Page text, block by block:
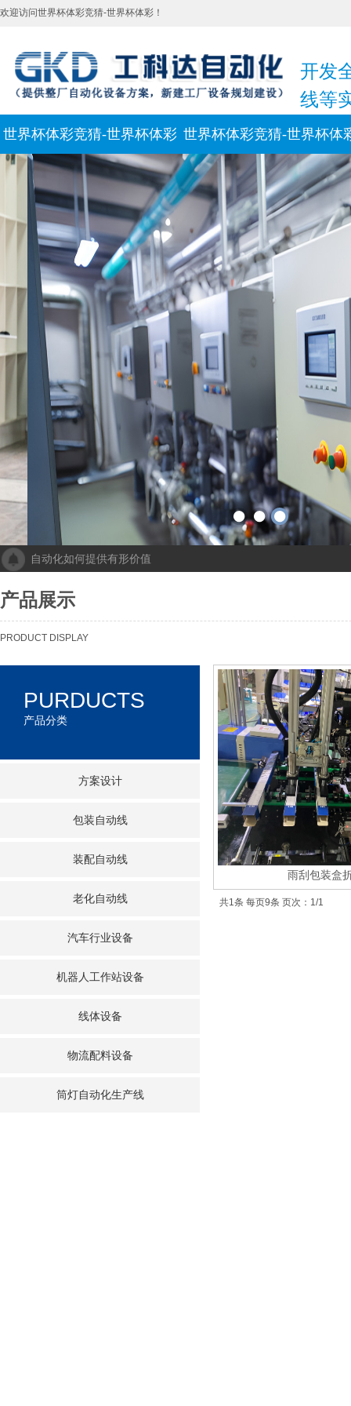
世界杯体彩竞猜-世界杯体彩 世界杯体彩竞猜-世界杯体
新闻动态 联系我们
自动化如何提供有形价值
“未来工厂”啥样？机器人生“匠心”自动化会“上网”
个性化批量生产，灵活性显著提高！Faulhaber加速推动自动化生产
欢迎访问世界杯体彩竞猜-世界杯体彩！
开发
线等
雨刮包装盒
共1条 每页9条 页次：1/1
PURDUCTS
产品分类
方案设计
包装自动线
装配自动线
老化自动线
汽车行业设备
机器人工作站设备
线体设备
物流配料设备
筒灯自动化生产线
产品展示
PRODUCT DISPLAY